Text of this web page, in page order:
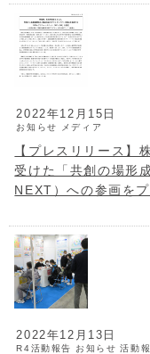
2022年12月15日
お知らせ メディア
【プレスリリース】
受けた「共創の場形
NEXT）への参画を
2022年12月13日
R4活動報告 お知らせ 活動